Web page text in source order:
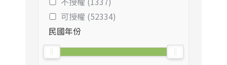
可授權 (52334)
民國年份